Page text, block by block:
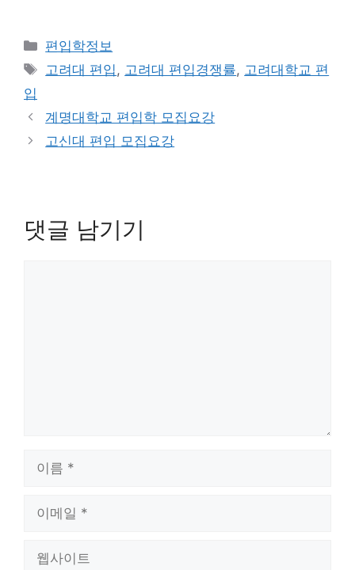
카
테
편입학정보
태
고려대 편입 , 고려대 편입경쟁률, 고려대학교 편
입
계명대학교 편입학 모집요강
고신대 편입 모집요강
댓글 남기기